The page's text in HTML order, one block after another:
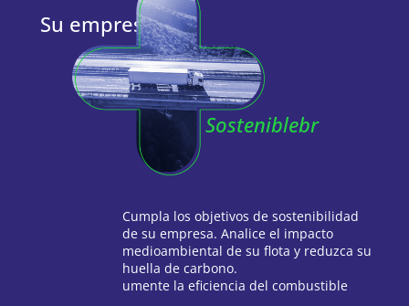
Su empresa
Sosteniblebr
Cumpla los objetivos de sostenibilidad
de su empresa. Analice el impacto
medioambiental de su flota y reduzca su
huella de carbono.
umente la eficiencia del combustible